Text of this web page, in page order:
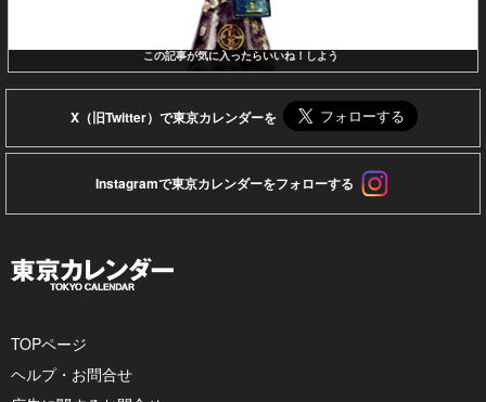
この記事が気に入ったらいいね！しよう
X（旧Twitter）で東京カレンダーを
Instagramで東京カレンダーをフォローする
TOPページ
ヘルプ・お問合せ